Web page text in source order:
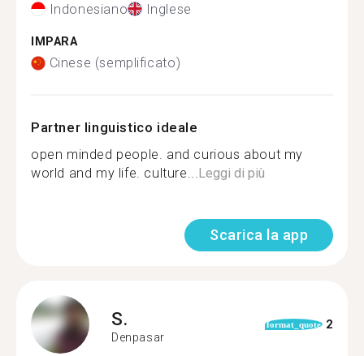
Indonesiano Inglese
IMPARA
Cinese (semplificato)
Partner linguistico ideale
open minded people. and curious about my
world and my life. culture...Leggi di più
Scarica la app
S.
Denpasar
format_quote 2